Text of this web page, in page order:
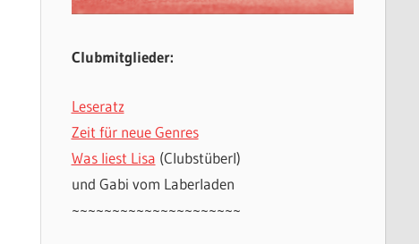
Clubmitglieder:
Leseratz
Zeit für neue Genres
Was liest Lisa (Clubstüberl)
und Gabi vom Laberladen
~~~~~~~~~~~~~~~~~~~~~